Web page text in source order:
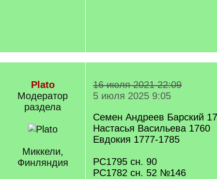
Plato
Модератор
раздела
Миккели,
Финляндия
16 июля 2021 22:09
5 июля 2025 9:05
Семен Андреев Барский
Настасья Васильева 1760
Евдокия 1777-1785
РС1795 сн. 90
РС1782 сн. 52 №146